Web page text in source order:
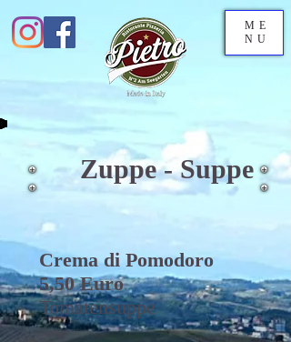
ME
NU
Zuppe - Suppe
Crema di Pomodoro
5,50 Euro
Tomatensuppe